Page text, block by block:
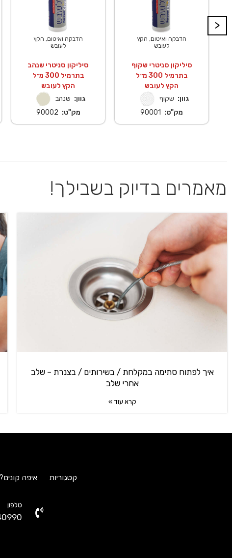
>
הדבקה ואיטום, הקץ
לעובש
סיליקון סניטרי שקוף
בתרמיל 300 מ״ל
הקץ לעובש
גוון: שקוף
מק"ט: 90001
הדבקה ואיטום, הקץ
לעובש
סיליקון סניטרי שנהב
בתרמיל 300 מ״ל
הקץ לעובש
גוון: שנהב
מק"ט: 90002
מאמרים בדיוק בשבילך!
איך לפתוח סתימה במקלחת / בשירותים / בצנרת – שלב
אחרי שלב
קרא עוד »
קטגוריות איפה קונים?
טלפון